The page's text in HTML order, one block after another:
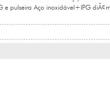
e pulseira Aço inoxidável+IPG